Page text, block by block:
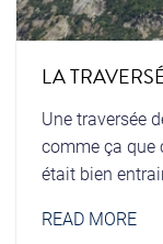
LA
Une traversée
comme ça que
était bien
READ MORE